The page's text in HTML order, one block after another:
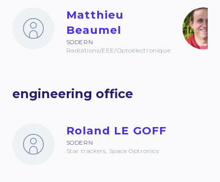
Matthieu
Beaumel
SODERN
Radiations/EEE/Optoélectronique
engineering office
Roland LE GOFF
SODERN
Star trackers, Space Optronics